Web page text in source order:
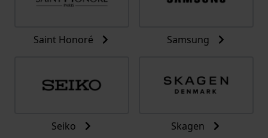
Saint Honoré Samsung
Seiko Skagen